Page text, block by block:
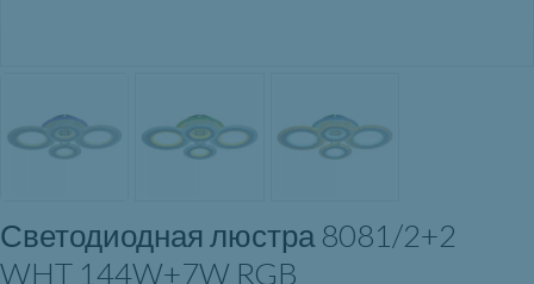
Светодиодная люстра 8081/2+2
WHT 144W+7W RGB